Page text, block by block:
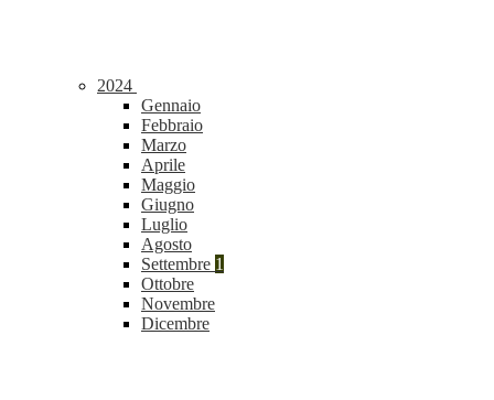
2024
Gennaio
Febbraio
Marzo
Aprile
Maggio
Giugno
Luglio
Agosto
Settembre 1
Ottobre
Novembre
Dicembre